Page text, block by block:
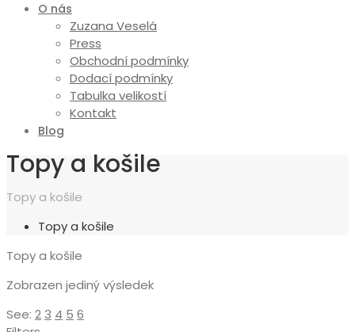
O nás
Zuzana Veselá
Press
Obchodní podmínky
Dodací podmínky
Tabulka velikostí
Kontakt
Blog
Topy a košile
Topy a košile
Topy a košile
Topy a košile
Zobrazen jediný výsledek
See: 2 3 4 5 6